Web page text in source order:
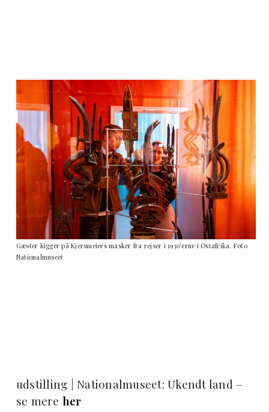
Gæster kigger på Kjersmeiers masker fra rejser i 1930'erne i Østafrika. Foto
Nationalmuseet
udstilling | Nationalmuseet: Ukendt land –
se mere her